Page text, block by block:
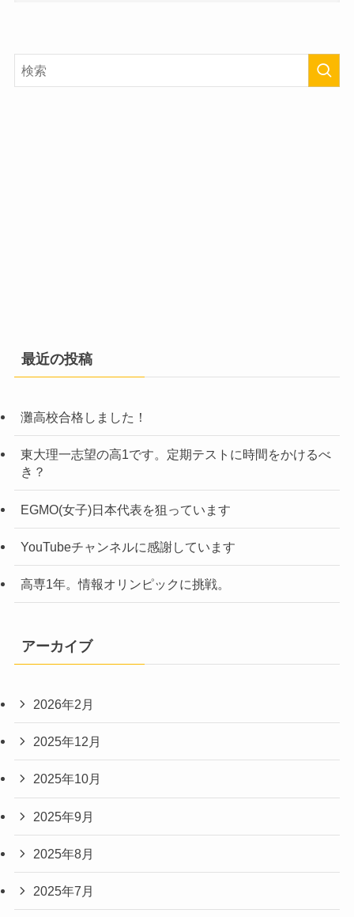
最近の投稿
灘高校合格しました！
東大理一志望の高1です。定期テストに時間をかけるべ
き？
EGMO(女子)日本代表を狙っています
YouTubeチャンネルに感謝しています
高専1年。情報オリンピックに挑戦。
アーカイブ
2026年2月
2025年12月
2025年10月
2025年9月
2025年8月
2025年7月